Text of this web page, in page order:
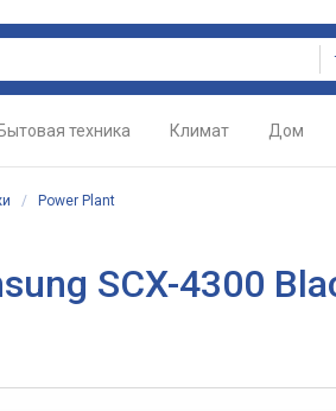
Бытовая техника Климат Дом
/ Power Plant
SCX-4300